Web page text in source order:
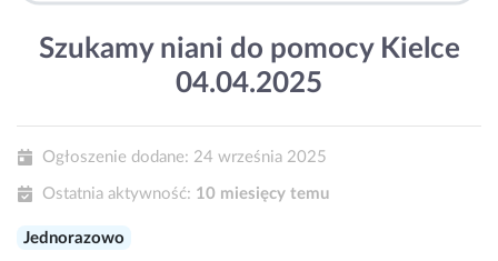
Szukamy niani do pomocy Kielce
04.04.2025
Ogłoszenie dodane: 24 września 2025
Ostatnia aktywność: 10 miesięcy temu
Jednorazowo